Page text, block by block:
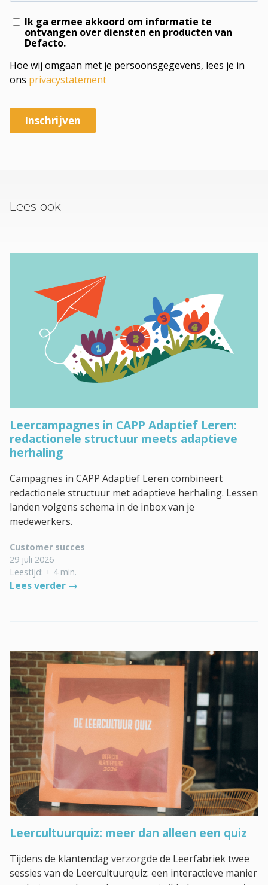
Lees ook
Leercampagnes in CAPP Adaptief Leren:
redactionele structuur meets adaptieve
herhaling
Campagnes in CAPP Adaptief Leren combineert
redactionele structuur met adaptieve herhaling. Lessen
landen volgens schema in de inbox van je
medewerkers.
Customer succes
29 juli 2026
Leestijd: ± 4 min.
Lees verder →
Leercultuurquiz: meer dan alleen een quiz
Tijdens de klantendag verzorgde de Leerfabriek twee
sessies van de Leercultuurquiz: een interactieve manier